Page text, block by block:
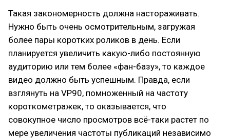
Такая закономерность должна настораживать.
Нужно быть очень осмотрительным, загружая
более пары коротких роликов в день. Если
планируется увеличить какую-либо постоянную
аудиторию или тем более «фан-базу», то каждое
видео должно быть успешным. Правда, если
взглянуть на VP90, помноженный на частоту
короткометражек, то оказывается, что
совокупное число просмотров всё-таки растет по
мере увеличения частоты публикаций независимо